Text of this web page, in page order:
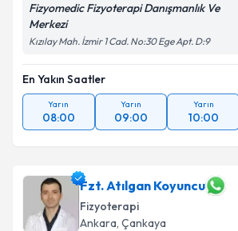
Fizyomedic Fizyoterapi Danışmanlık Ve
Merkezi
Kızılay Mah. İzmir 1 Cad. No:30 Ege Apt. D:9
En Yakın Saatler
Yarın
08:00
Yarın
09:00
Yarın
10:00
Fzt. Atılgan Koyuncu
Fizyoterapi
Ankara, Çankaya